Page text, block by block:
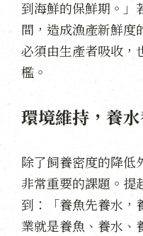
到海鮮的保鮮期。」
間，造成漁產新鮮度
必須由生產者吸收，
檻。
環境維持，養
除了飼養密度的降低
非常重要的課題。提
到：「養魚先養水，
業就是養魚、養水、